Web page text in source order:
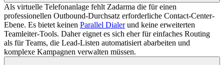
Als virtuelle Telefonanlage fehlt Zadarma die für einen
professionellen Outbound-Durchsatz erforderliche Contact-Center-
Ebene. Es bietet keinen Parallel Dialerund keine erweiterten
Teamleiter-Tools. Daher eignet es sich eher für einfaches Routing
als für Teams, die Lead-Listen automatisiert abarbeiten und
komplexe Kampagnen verwalten müssen.